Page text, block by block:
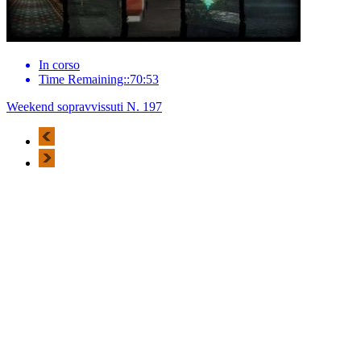
In corso
Time Remaining::70:53
Weekend sopravvissuti N. 197